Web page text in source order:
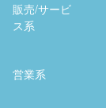
販売/サービ
ス系
営業系